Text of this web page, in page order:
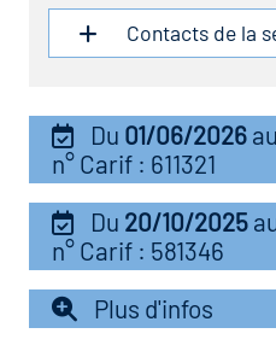
des transitions
des secteurs
construction)
Contacts de la
Du 01/06/2026 au
n° Carif : 611321
Du 20/10/2025
n° Carif : 581346
Plus d'infos